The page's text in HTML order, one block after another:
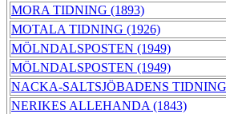
MORA TIDNING (1893)
MOTALA TIDNING (1926)
MÖLNDALSPOSTEN (1949)
MÖLNDALSPOSTEN (1949)
NACKA-SALTSJÖBADENS
NERIKES ALLEHANDA (1843)